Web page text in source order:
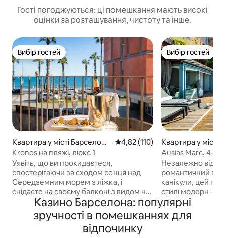
Гості погоджуються: ці помешкання мають високі
оцінки за розташування, чистоту та інше.
Вибір гостей
Вибір гостей
Квартира у місті Барселоне
та
Середня оцінка: 4,82 з 5,
4,82 (110)
Kronos на пляжі, люкс 1
Уявіть, що ви прокидаєтеся,
спостерігаючи за сходом сонця над
Середземним морем з ліжка, і
снідаєте на своєму балконі з видом на
море, вирішуючи, чи провести день на
пляжі, чи піти на ознайомлення з
містом. Це ваша квартира: ліфт із
прямим входом. Елегантна, з
Вибір гостей
Вибір гостей
Квартира у місті
Ausias Marc, 4-
тераса 2
Незалежно від
романтичний
канікули, цей
стилі модерн –
відремонтовані
та абсолютно
розташовані в
Казино Барселона: популярні
зручності в помешканнях для
відпочинку